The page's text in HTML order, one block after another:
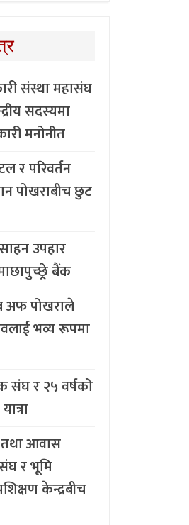
संस्था महासंघ
सदस्यमा
मनोनीत
र परिवर्तन
पोखराबीच छुट
उपहार
बैंक
अफ पोखराले
भव्य रूपमा
संघ र २५ वर्षको
आवास
र भूमि
केन्द्रबीच